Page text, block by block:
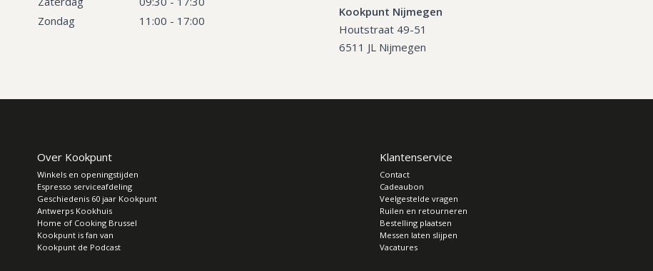
Zondag
11:00 - 17:00
Kookpunt Nijmegen
Houtstraat 49-51
6511 JL Nijmegen
Over Kookpunt
Winkels en openingstijden
Espresso serviceafdeling
Geschiedenis 60 jaar Kookpunt
Antwerps Kookhuis
Home of Cooking Brussel
Kookpunt is fan van
Kookpunt de Podcast
Klantenservice
Contact
Cadeaubon
Veelgestelde vragen
Ruilen en retourneren
Bestelling plaatsen
Messen laten slijpen
Vacatures